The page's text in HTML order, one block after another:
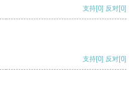
支持[0] 反对[0]
支持[0] 反对[0]